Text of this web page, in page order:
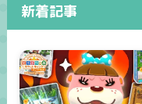
新着記事